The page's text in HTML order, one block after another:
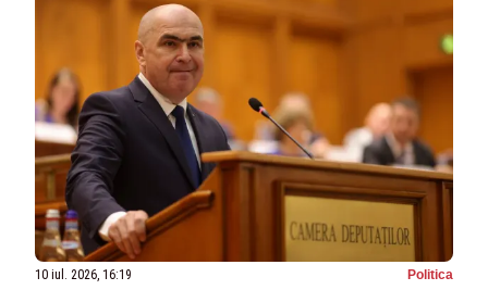
10 iul. 2026, 16:19 Politica